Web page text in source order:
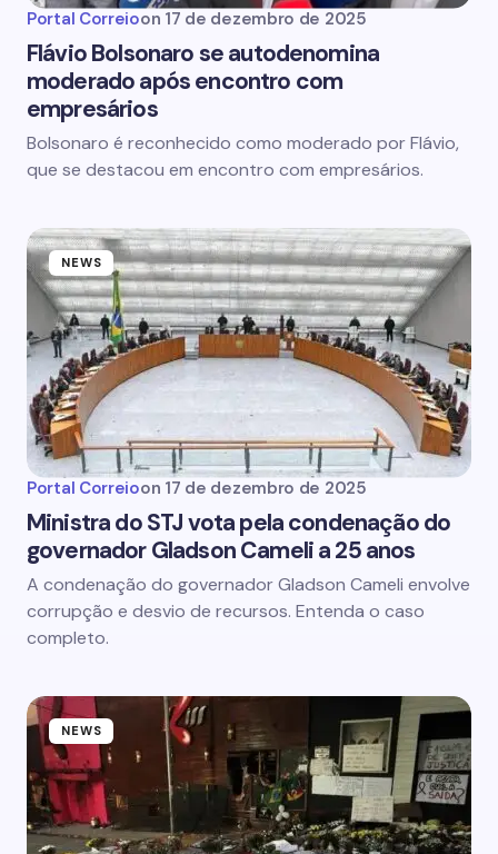
Portal Correioon 17 de dezembro de 2025
Flávio Bolsonaro se autodenomina
moderado após encontro com
empresários
Bolsonaro é reconhecido como moderado por Flávio,
que se destacou em encontro com empresários.
NEWS
Portal Correioon 17 de dezembro de 2025
Ministra do STJ vota pela condenação do
governador Gladson Cameli a 25 anos
A condenação do governador Gladson Cameli envolve
corrupção e desvio de recursos. Entenda o caso
completo.
NEWS